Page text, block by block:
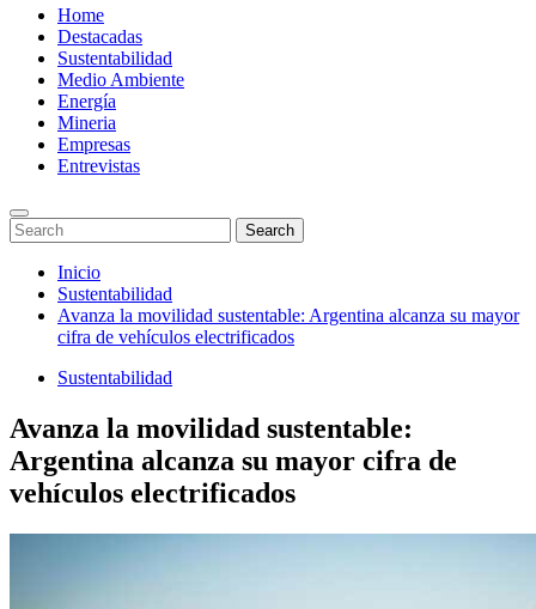
Menu
Home
Destacadas
Sustentabilidad
Medio Ambiente
Energía
Mineria
Empresas
Entrevistas
Enter
Keyword
Search
for:
Search
Search
Saltar
contenido
Inicio
Sustentabilidad
Avanza la movilidad sustentable: Argentina alcanza su mayor
cifra de vehículos electrificados
Sustentabilidad
Avanza la movilidad sustentable:
Argentina alcanza su mayor cifra de
vehículos electrificados